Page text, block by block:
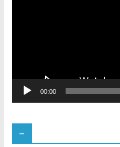
00:00
–